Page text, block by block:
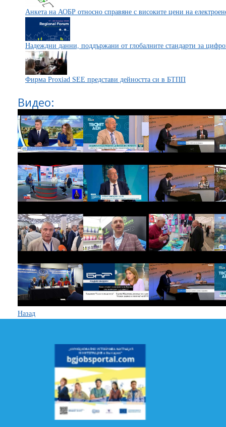
Анкета на АОБР относно справяне с високите цени на
Надеждни данни, поддържани от глобалните стандарти за
Фирма Proxiad SEE представи дейността си в БТПП
Видео:
Назад